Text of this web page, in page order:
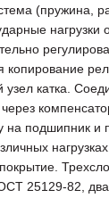
(пружина,
нагрузки
копирование
катка.
на подшипник и
нагрузках.
25129-82,